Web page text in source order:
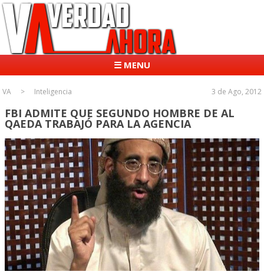
☰ MENU
VA Inteligencia 3 de Ago, 2012
FBI ADMITE QUE SEGUNDO HOMBRE DE AL
QAEDA TRABAJÓ PARA LA AGENCIA